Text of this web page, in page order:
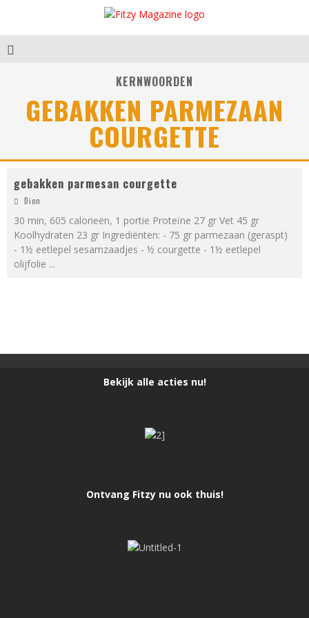
KERNWOORDEN
GEBAKKEN PARMEZAAN
COURGETTE
gebakken parmesan courgette
Dion
30 min, 605 calorieën, 1 portie Proteïne 27 gr Vet 45 gr
Koolhydraten 23 gr Ingrediënten: - 75 gr parmezaan (geraspt)
- 1½ eetlepel sesamzaadjes - ½ courgette - 1½ eetlepel
olijfolie ...
Bekijk alle acties nu!
Ontvang Fitzy nu ook thuis!